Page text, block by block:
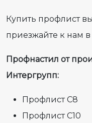
Купить профлист
приезжайте к нам
Профнастил от
Интергрупп:
Профлист С8
Профлист С10